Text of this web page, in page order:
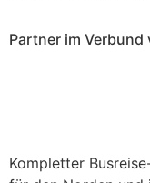
Partner im Verbund
Kompletter